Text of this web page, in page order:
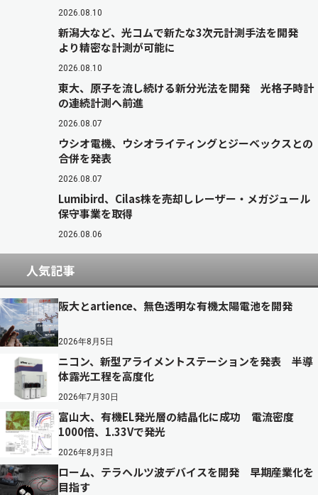
2026.08.10
新潟大など、光コムで新たな3次元計測手法を開発
より精密な計測が可能に
2026.08.10
東大、原子を流し続ける新分光法を開発 光格子時計
の連続計測へ前進
2026.08.07
ウシオ電機、ウシオライティングとジーベックスとの
合併を発表
2026.08.07
Lumibird、Cilas株を売却しレーザー・メガジュール
保守事業を取得
2026.08.06
人気記事
阪大とartience、無色透明な有機太陽電池を開発
2026年8月5日
ニコン、新型アライメントステーションを発表 半導
体露光工程を高度化
2026年7月30日
富山大、有機EL発光層の結晶化に成功 電流密度
1000倍、1.33Vで発光
2026年8月3日
ローム、テラヘルツ波デバイスを開発 早期産業化を
目指す